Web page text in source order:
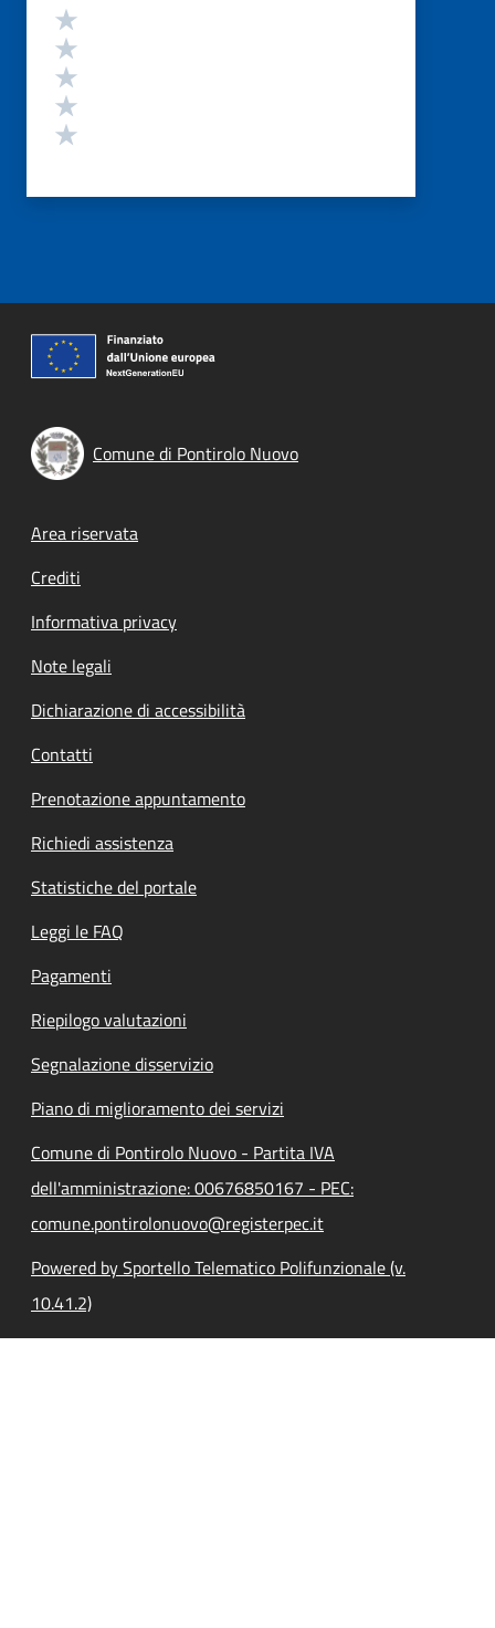
Valutazione
Comune di Pontirolo Nuovo
Footer menu
Area riservata
Crediti
Informativa privacy
Note legali
Dichiarazione di accessibilità
Contatti
Prenotazione appuntamento
Richiedi assistenza
Statistiche del portale
Leggi le FAQ
Pagamenti
Riepilogo valutazioni
Segnalazione disservizio
Piano di miglioramento dei servizi
Comune di Pontirolo Nuovo - Partita IVA
dell'amministrazione: 00676850167 - PEC:
comune.pontirolonuovo@registerpec.it
Powered by Sportello Telematico Polifunzionale (v.
10.41.2)